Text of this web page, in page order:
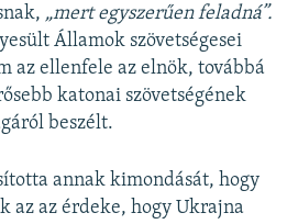
„mert egyszerűen feladná”.
Államok szövetségesei
az ellenfele az elnök, továbbá
katonai szövetségének
beszélt.
annak kimondását, hogy
az az érdeke, hogy Ukrajna